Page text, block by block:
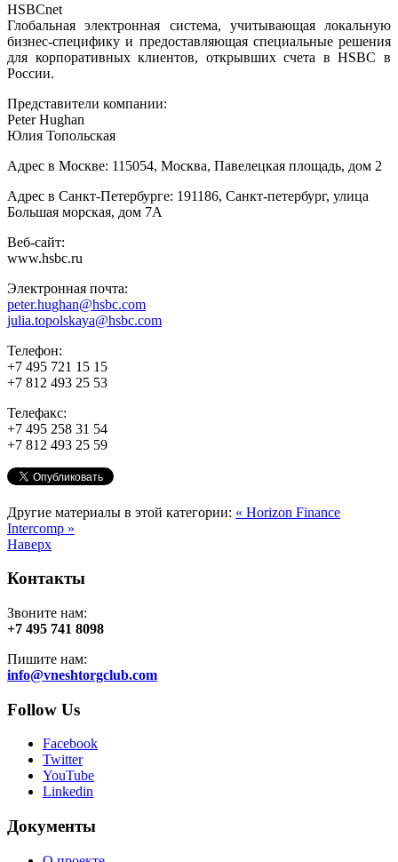
HSBCnet
Глобальная электронная система, учитывающая локальную
бизнес-специфику и предоставляющая специальные решения
для корпоративных клиентов, открывших счета в HSBC в
России.
Представители компании:
Peter Hughan
Юлия Топольская
Адрес в Москве: 115054, Москва, Павелецкая площадь, дом 2
Адрес в Санкт-Петербурге: 191186, Санкт-петербург, улица
Большая морская, дом 7А
Веб-сайт:
www.hsbc.ru
Электронная почта:
peter.hughan@hsbc.com
julia.topolskaya@hsbc.com
Телефон:
+7 495 721 15 15
+7 812 493 25 53
Телефакс:
+7 495 258 31 54
+7 812 493 25 59
Другие материалы в этой категории: « Horizon Finance
Intercomp »
Наверх
Контакты
Звоните нам:
+7 495 741 8098
Пишите нам:
info@vneshtorgclub.com
Follow Us
Facebook
Twitter
YouTube
Linkedin
Документы